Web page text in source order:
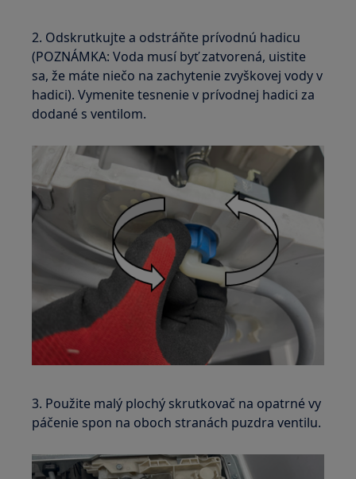
2. Odskrutkujte a odstráňte prívodnú hadicu
(POZNÁMKA: Voda musí byť zatvorená, uistite
sa, že máte niečo na zachytenie zvyškovej vody v
hadici). Vymenite tesnenie v prívodnej hadici za
dodané s ventilom.
3. Použite malý plochý skrutkovač na opatrné vy
páčenie spon na oboch stranách puzdra ventilu.